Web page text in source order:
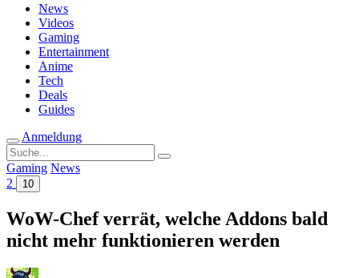
News
Videos
Gaming
Entertainment
Anime
Tech
Deals
Guides
Anmeldung
Suche
nach:
Gaming News
2
10
WoW-Chef verrät, welche Addons bald
nicht mehr funktionieren werden